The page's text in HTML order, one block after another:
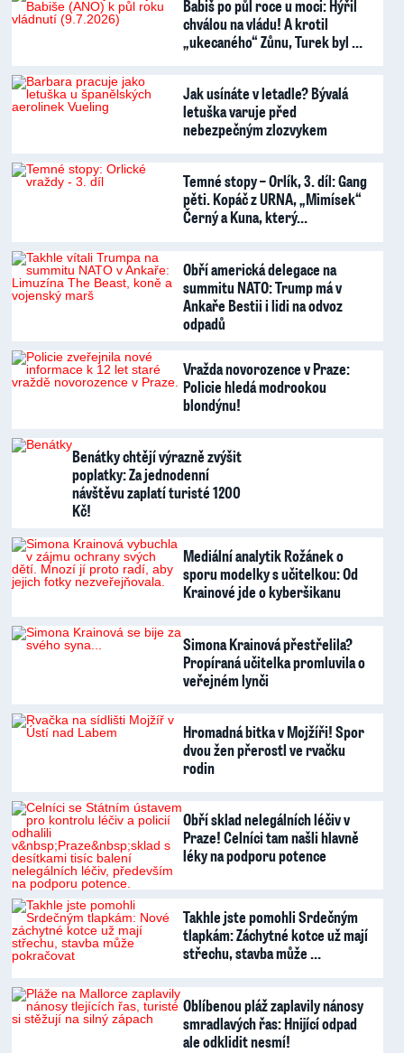
Babiš po půl roce u moci: Hýřil
chválou na vládu! A krotil
„ukecaného“ Zůnu, Turek byl …
Jak usínáte v letadle? Bývalá
letuška varuje před
nebezpečným zlozvykem
Temné stopy – Orlík, 3. díl: Gang
pěti. Kopáč z URNA, „Mimísek“
Černý a Kuna, který…
Obří americká delegace na
summitu NATO: Trump má v
Ankaře Bestii i lidi na odvoz
odpadů
Vražda novorozence v Praze:
Policie hledá modrookou
blondýnu!
Benátky chtějí výrazně zvýšit
poplatky: Za jednodenní
návštěvu zaplatí turisté 1200
Kč!
Mediální analytik Rožánek o
sporu modelky s učitelkou: Od
Krainové jde o kyberšikanu
Simona Krainová přestřelila?
Propíraná učitelka promluvila o
veřejném lynči
Hromadná bitka v Mojžíři! Spor
dvou žen přerostl ve rvačku
rodin
Obří sklad nelegálních léčiv v
Praze! Celníci tam našli hlavně
léky na podporu potence
Takhle jste pomohli Srdečným
tlapkám: Záchytné kotce už mají
střechu, stavba může …
Oblíbenou pláž zaplavily nánosy
smradlavých řas: Hnijící odpad
ale odklidit nesmí!